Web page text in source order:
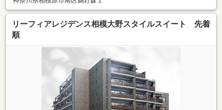
リーフィアレジデンス相模大野スタイルスイート 先着
順